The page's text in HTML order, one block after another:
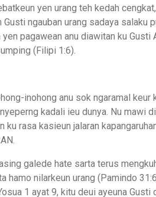
yen urang teh kedah
Gusti ngauban urang sadaya salaku
pagawean anu diawitan ku
(Filipi 1:6).
inohong anu sok ngaramal keur
kadali ieu dunya. Nu mawi
ku rasa kasieun jalaran
galede hate sarta terus
hamo nilarkeun urang (Pamindo
1 ayat 9, kitu deui ayeuna